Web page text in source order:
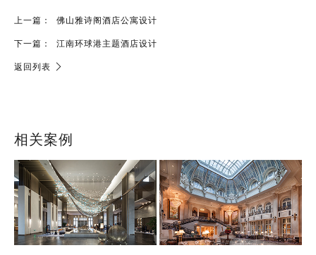
上一篇：
佛山雅诗阁酒店公寓设计
下一篇：
江南环球港主题酒店设计
返回列表
相关案例